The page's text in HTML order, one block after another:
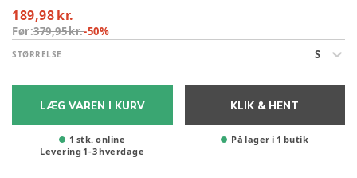
189,98 kr.
Før:379,95 kr.-50%
STØRRELSE S
LÆG VAREN I KURV
1 stk. online
Levering 1-3hverdage
KLIK & HENT
På lager i 1 butik